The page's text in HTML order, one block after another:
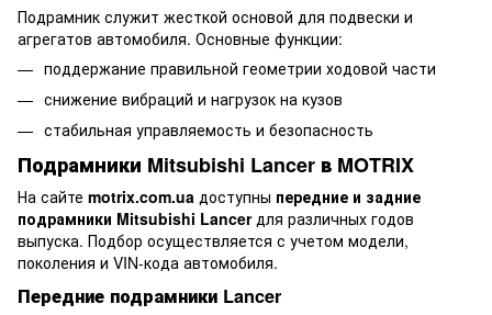
Подрамник служит жесткой основой для подвески и
агрегатов автомобиля. Основные функции:
поддержание правильной геометрии ходовой части
снижение вибраций и нагрузок на кузов
стабильная управляемость и безопасность
Подрамники Mitsubishi Lancer в MOTRIX
На сайте motrix.com.ua доступны передние и задние
подрамники Mitsubishi Lancerдля различных годов
выпуска. Подбор осуществляется с учетом модели,
поколения и VIN-кода автомобиля.
Передние подрамники Lancer